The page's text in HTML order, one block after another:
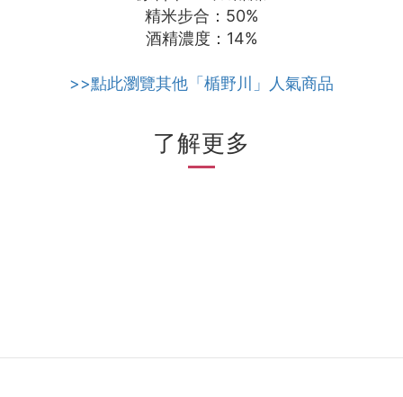
精米步合：50%
酒精濃度：14%
>>點此瀏覽其他「楯野川」人氣商品
了解更多